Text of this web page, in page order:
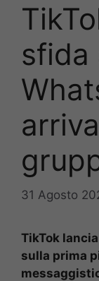
sfida
31 Agosto
TikTok
sulla prima